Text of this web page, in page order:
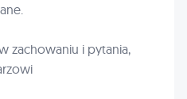
zachowaniu i pytania,